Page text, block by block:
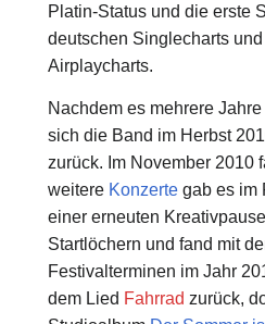
Platin-Status und die erste
deutschen Singlecharts
Airplaycharts.
Nachdem es mehrere
sich die Band im Herbst
zurück. Im November 2010
weitere Konzerte gab es im
einer erneuten
Startlöchern und fand mit
Festivalterminen im Jahr
dem Lied Fahrrad zurück,